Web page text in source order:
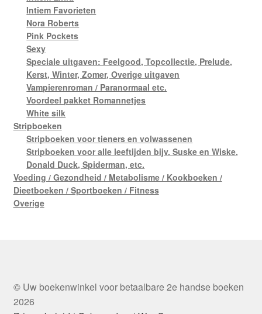
Intiem Favorieten
Nora Roberts
Pink Pockets
Sexy
Speciale uitgaven: Feelgood, Topcollectie, Prelude,
Kerst, Winter, Zomer, Overige uitgaven
Vampierenroman / Paranormaal etc.
Voordeel pakket Romannetjes
White silk
Stripboeken
Stripboeken voor tieners en volwassenen
Stripboeken voor alle leeftijden bijv. Suske en Wiske,
Donald Duck, Spiderman, etc.
Voeding / Gezondheid / Metabolisme / Kookboeken /
Dieetboeken / Sportboeken / Fitness
Overige
© Uw boekenwinkel voor betaalbare 2e handse boeken
2026